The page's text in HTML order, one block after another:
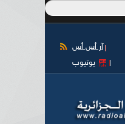
آر أس أس
يوتيوب